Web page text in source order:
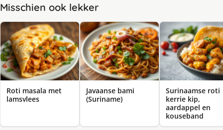
Misschien ook lekker
Roti masala met
lamsvlees
Javaanse bami
(Suriname)
Surinaamse roti
kerrie kip,
aardappel en
kouseband